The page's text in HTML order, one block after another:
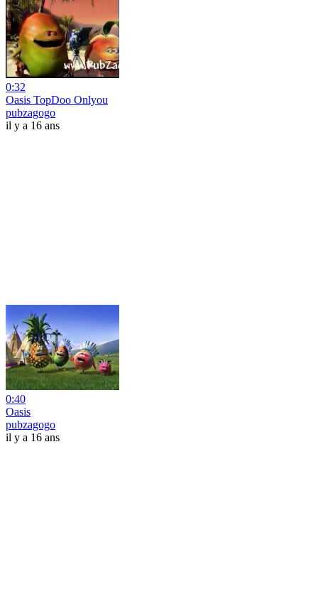
0:32
Oasis TopDoo Onlyou
pubzagogo
il y a 16 ans
0:40
Oasis
pubzagogo
il y a 16 ans